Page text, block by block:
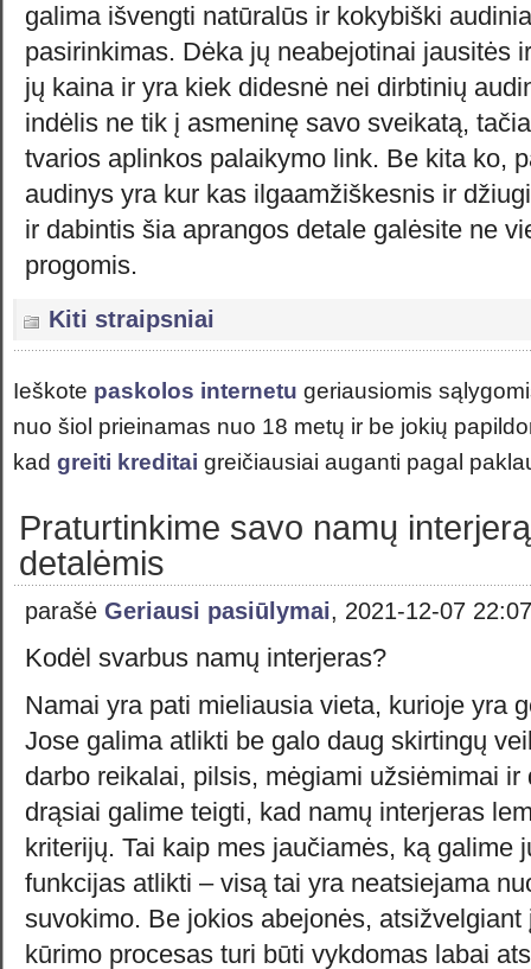
galima išvengti natūralūs ir kokybiški
pasirinkimas. Dėka jų neabejotinai jausitės
jų kaina ir yra kiek didesnė nei dirbtinių
indėlis ne tik į asmeninę savo sveikatą,
tvarios aplinkos palaikymo link. Be kita ko,
audinys yra kur kas ilgaamžiškesnis ir
ir dabintis šia aprangos detale galėsite ne
progomis.
Kiti straipsniai
Ieškote paskolos internetu geriausiomis
nuo šiol prieinamas nuo 18 metų ir be jokių
kad greiti kreditai greičiausiai auganti pagal
Praturtinkime savo namų
detalėmis
parašė Geriausi pasiūlymai, 2021-12-07 22:07
Kodėl svarbus namų interjeras?
Namai yra pati mieliausia vieta, kurioje yra
Jose galima atlikti be galo daug skirtingų
darbo reikalai, pilsis, mėgiami užsiėmimai ir
drąsiai galime teigti, kad namų interjeras
kriterijų. Tai kaip mes jaučiamės, ką galime
funkcijas atlikti – visą tai yra neatsiejama
suvokimo. Be jokios abejonės,
kūrimo procesas turi būti vykdomas labai